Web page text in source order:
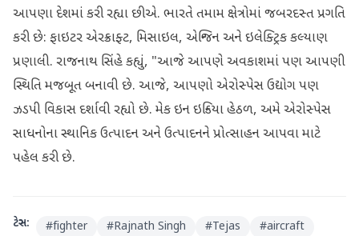
આપણા દેશમાં કરી રહ્યા છીએ. ભારતે તમામ ક્ષેત્રોમાં જબરદસ્ત પ્રગતિ
કરી છે: ફાઇટર એરક્રાફ્ટ, મિસાઇલ, એન્જિન અને ઇલેક્ટ્રિક કલ્યાણ
પ્રણાલી. રાજનાથ સિંહે કહ્યું, "આજે આપણે અવકાશમાં પણ આપણી
સ્થિતિ મજબૂત બનાવી છે. આજે, આપણો એરોસ્પેસ ઉદ્યોગ પણ
ઝડપી વિકાસ દર્શાવી રહ્યો છે. મેક ઇન ઇન્ડિયા હેઠળ, અમે એરોસ્પેસ
સાધનોના સ્થાનિક ઉત્પાદન અને ઉત્પાદનને પ્રોત્સાહન આપવા માટે
પહેલ કરી છે.
ટેગ્સ: #fighter #Rajnath Singh #Tejas #aircraft